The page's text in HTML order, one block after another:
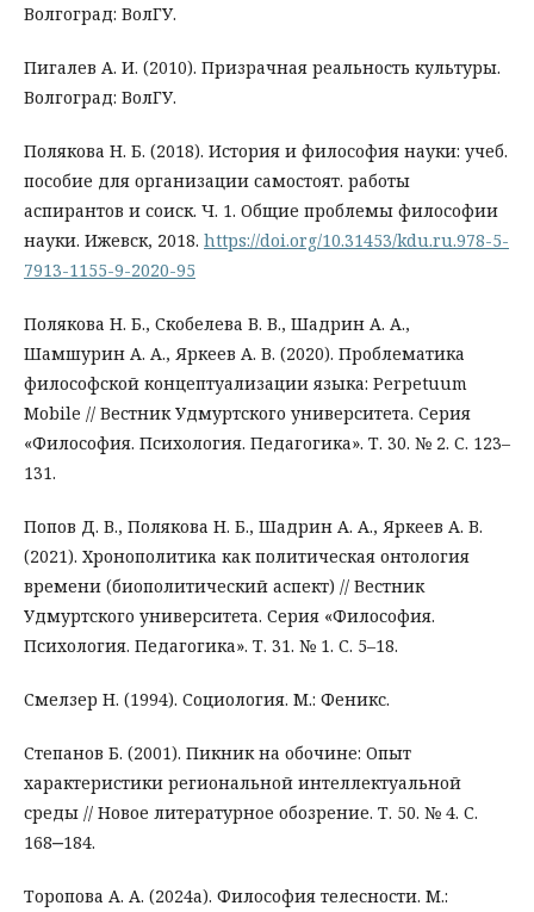
Волгоград: ВолГУ.
Пигалев А. И. (2010). Призрачная реальность культуры.
Волгоград: ВолГУ.
Полякова Н. Б. (2018). История и философия науки: учеб.
пособие для организации самостоят. работы
аспирантов и соиск. Ч. 1. Общие проблемы философии
науки. Ижевск, 2018. https://doi.org/10.31453/kdu.ru.978-5-
7913-1155-9-2020-95
Полякова Н. Б., Скобелева В. В., Шадрин А. А.,
Шамшурин А. А., Яркеев А. В. (2020). Проблематика
философской концептуализации языка: Perpetuum
Mobile // Вестник Удмуртского университета. Серия
«Философия. Психология. Педагогика». Т. 30. № 2. С. 123–
131.
Попов Д. В., Полякова Н. Б., Шадрин А. А., Яркеев А. В.
(2021). Хронополитика как политическая онтология
времени (биополитический аспект) // Вестник
Удмуртского университета. Серия «Философия.
Психология. Педагогика». Т. 31. № 1. С. 5–18.
Смелзер Н. (1994). Социология. М.: Феникс.
Степанов Б. (2001). Пикник на обочине: Опыт
характеристики региональной интеллектуальной
среды // Новое литературное обозрение. Т. 50. № 4. С.
168‒184.
Торопова А. А. (2024a). Философия телесности. М.: